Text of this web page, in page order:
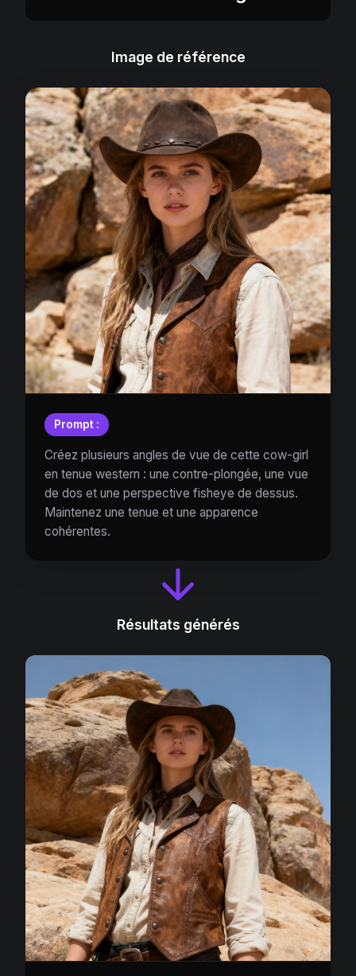
Image de référence
Prompt :
Créez plusieurs angles de vue de cette cow-girl
en tenue western : une contre-plongée, une vue
de dos et une perspective fisheye de dessus.
Maintenez une tenue et une apparence
cohérentes.
Résultats générés